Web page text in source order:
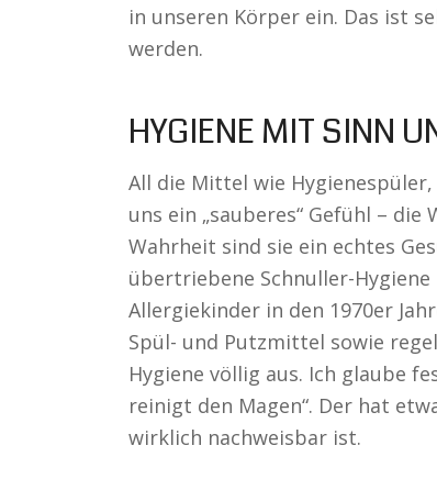
in unseren Körper ein. Das ist
werden.
HYGIENE MIT SINN
All die Mittel wie
uns ein „sauberes“ Gefühl –
Wahrheit sind sie ein echtes
übertriebene Schnuller-
Allergiekinder in den 1970er
Spül- und Putzmittel sowie
Hygiene völlig aus. Ich glaube
reinigt den Magen“. Der hat
wirklich nachweisbar ist.